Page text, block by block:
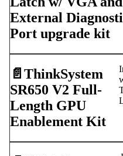
External
Port upgrade kit
📄️ ThinkSystem
SR650 V2 Full-
Length GPU
Enablement Kit